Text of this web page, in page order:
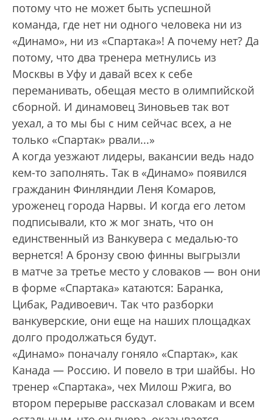
потому что не может быть успешной
команда, где нет ни одного человека ни из
«Динамо», ни из «Спартака»! А почему нет? Да
потому, что два тренера метнулись из
Москвы в Уфу и давай всех к себе
переманивать, обещая место в олимпийской
сборной. И динамовец Зиновьев так вот
уехал, а то мы бы с ним сейчас всех, а не
только «Спартак» рвали...»
А когда уезжают лидеры, вакансии ведь надо
кем-то заполнять. Так в «Динамо» появился
гражданин Финляндии Леня Комаров,
уроженец города Нарвы. И когда его летом
подписывали, кто ж мог знать, что он
единственный из Ванкувера с медалью-то
вернется! А бронзу свою финны выгрызли
в матче за третье место у словаков — вон они
в форме «Спартака» катаются: Баранка,
Цибак, Радивоевич. Так что разборки
ванкуверские, они еще на наших площадках
долго продолжаться будут.
«Динамо» поначалу гоняло «Спартак», как
Канада — Россию. И повело в три шайбы. Но
тренер «Спартака», чех Милош Ржига, во
втором перерыве рассказал словакам и всем